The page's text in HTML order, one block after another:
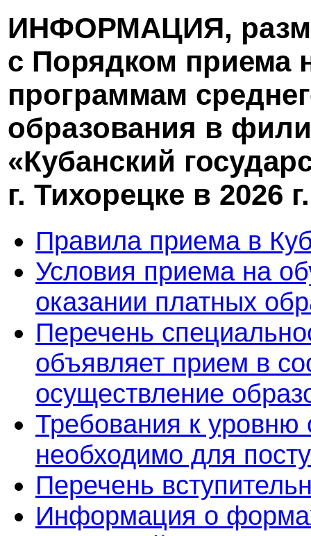
ИНФОРМАЦИЯ,
с Порядком приема
программам
образования в
«Кубанский
г. Тихорецке в 2026 г.
Правила приема в
Условия приема на
оказании платных
Перечень
объявляет прием в
осуществление
Требования к уровню
необходимо для
Перечень
Информация о